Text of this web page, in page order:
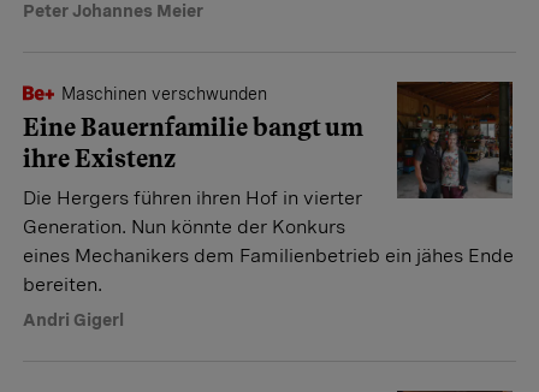
Peter Johannes Meier
Maschinen verschwunden
Eine Bauernfamilie bangt um
ihre Existenz
Die Hergers führen ihren Hof in vierter
Generation. Nun könnte der Konkurs
eines Mechanikers dem Familienbetrieb ein jähes Ende
bereiten.
Andri Gigerl